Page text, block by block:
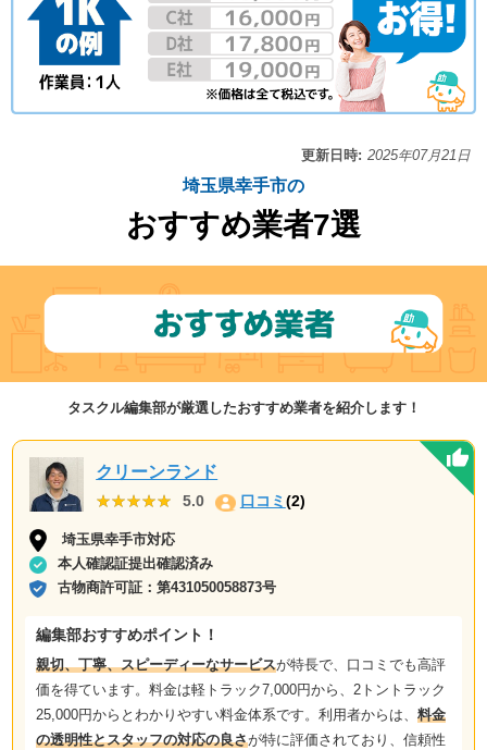
更新日時: 2025年07月21日
埼玉県幸手市の
おすすめ業者7選
タスクル編集部が厳選したおすすめ業者を紹介します！
クリーンランド
★★★★★
★★★★★ 5.0 口コミ(2)
埼玉県幸手市対応
本人確認証提出確認済み
古物商許可証：第431050058873号
編集部おすすめポイント！
親切、丁寧、スピーディーなサービスが特長で、口コミでも高評
価を得ています。料金は軽トラック7,000円から、2トントラック
25,000円からとわかりやすい料金体系です。利用者からは、 料金
の透明性とスタッフの対応の良さが特に評価されており、信頼性